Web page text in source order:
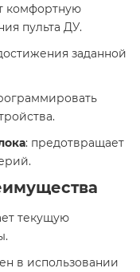
комфортную
пульта ДУ.
заданной
: предотвращает
текущую
в использовании